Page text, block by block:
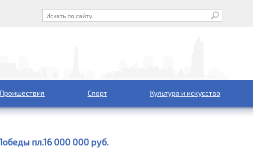
Проишествия Спорт Культура и искусство
пл.16 000 000 руб.